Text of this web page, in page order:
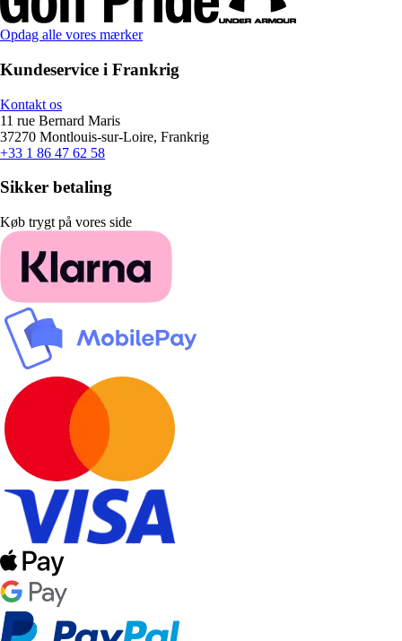
Opdag alle vores mærker
Kundeservice i Frankrig
Kontakt os
11 rue Bernard Maris
37270 Montlouis-sur-Loire, Frankrig
+33 1 86 47 62 58
Sikker betaling
Køb trygt på vores side